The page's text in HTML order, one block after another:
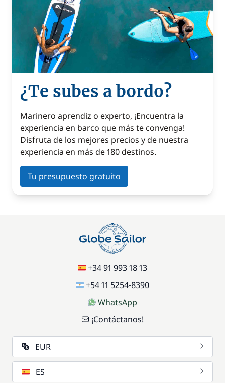
¿Te subes a bordo?
Marinero aprendiz o experto, ¡Encuentra la
experiencia en barco que más te convenga!
Disfruta de los mejores precios y de nuestra
experiencia en más de 180 destinos.
Tu presupuesto gratuito
+34 91 993 18 13
+54 11 5254-8390
WhatsApp
¡Contáctanos!
EUR
ES